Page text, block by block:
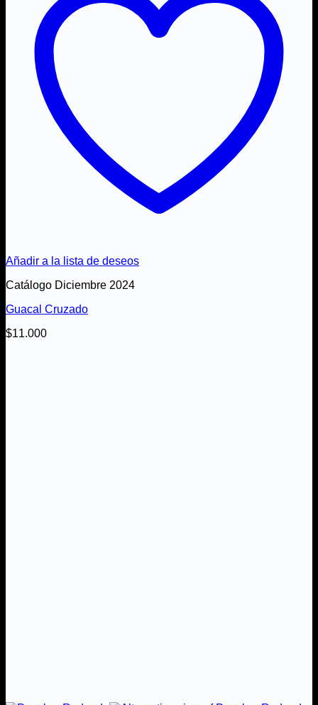
Añadir a la lista de deseos
Catálogo Diciembre 2024
Guacal Cruzado
$11.000